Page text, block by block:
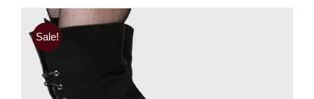
Sale!